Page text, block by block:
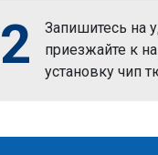
2
Запишитесь на
приезжайте к
установку чип